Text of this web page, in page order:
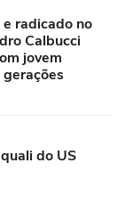
radicado no
Calbucci
jovem
do US